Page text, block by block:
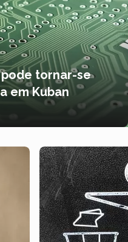
tornar-se
em Kuban